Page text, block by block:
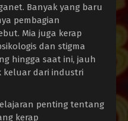
Banyak yang baru
pembagian
Mia juga kerap
dan stigma
hingga saat ini, jauh
dari industri
penting tentang
kerap